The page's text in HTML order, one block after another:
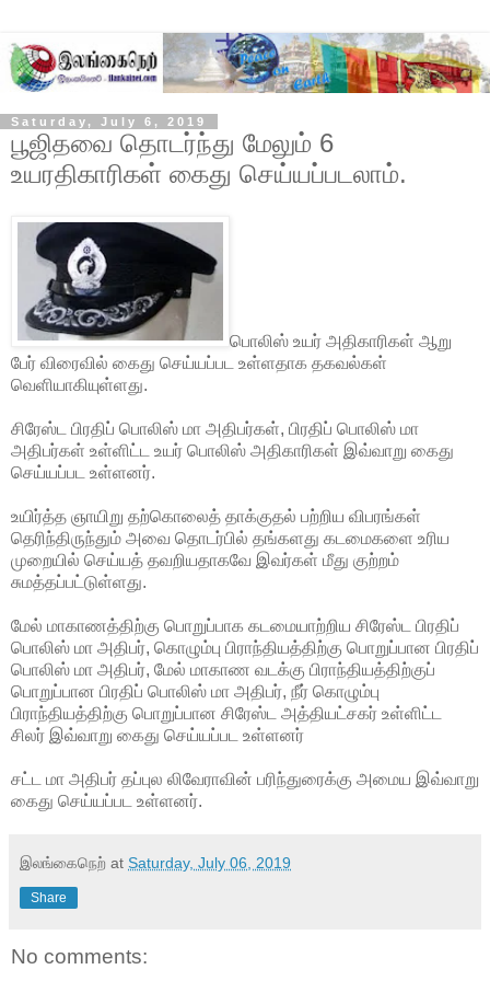
Saturday, July 6, 2019
பூஜிதவை தொடர்ந்து மேலும் 6
உயரதிகாரிகள் கைது செய்யப்படலாம்.
பொலிஸ் உயர் அதிகாரிகள் ஆறு
பேர் விரைவில் கைது செய்யப்பட உள்ளதாக தகவல்கள்
வெளியாகியுள்ளது.
சிரேஸ்ட பிரதிப் பொலிஸ் மா அதிபர்கள், பிரதிப் பொலிஸ் மா
அதிபர்கள் உள்ளிட்ட உயர் பொலிஸ் அதிகாரிகள் இவ்வாறு கைது
செய்யப்பட உள்ளனர்.
உயிர்த்த ஞாயிறு தற்கொலைத் தாக்குதல் பற்றிய விபரங்கள்
தெரிந்திருந்தும் அவை தொடர்பில் தங்களது கடமைகளை உரிய
முறையில் செய்யத் தவறியதாகவே இவர்கள் மீது குற்றம்
சுமத்தப்பட்டுள்ளது.
மேல் மாகாணத்திற்கு பொறுப்பாக கடமையாற்றிய சிரேஸ்ட பிரதிப்
பொலிஸ் மா அதிபர், கொழும்பு பிராந்தியத்திற்கு பொறுப்பான பிரதிப்
பொலிஸ் மா அதிபர், மேல் மாகாண வடக்கு பிராந்தியத்திற்குப்
பொறுப்பான பிரதிப் பொலிஸ் மா அதிபர், நீர் கொழும்பு
பிராந்தியத்திற்கு பொறுப்பான சிரேஸ்ட அத்தியட்சகர் உள்ளிட்ட
சிலர் இவ்வாறு கைது செய்யப்பட உள்ளனர்
சட்ட மா அதிபர் தப்புல லிவேராவின் பரிந்துரைக்கு அமைய இவ்வாறு
கைது செய்யப்பட உள்ளனர்.
இலங்கைநெற் at Saturday, July 06, 2019
Share
No comments: